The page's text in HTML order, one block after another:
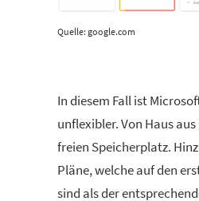
Quelle: google.com
In diesem Fall ist
unflexibler. Von Haus aus
freien Speicherplatz.
Pläne, welche auf den
sind als der